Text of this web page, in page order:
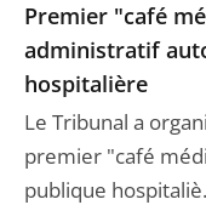
Premier "café
administratif
hospitalière
Le Tribunal a
premier "café
publique